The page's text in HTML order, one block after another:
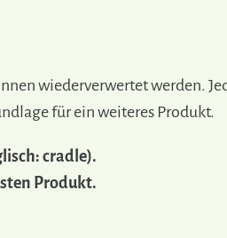
wiederverwertet werden.
für ein weiteres Produkt.
cradle).
Produkt.